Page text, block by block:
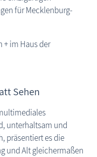
für Mecklenburg-
+ im Haus der
Sehen
unterhaltsam und
präsentiert es die
und Alt gleichermaßen